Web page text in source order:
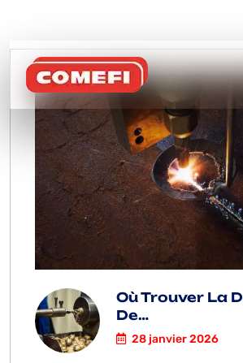
Où Trouver La
De…
28 janvier 2026